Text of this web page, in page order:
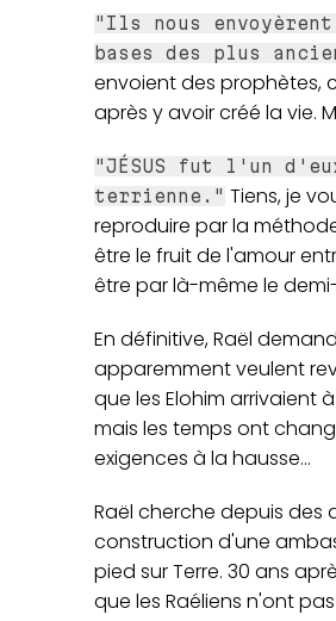
"Ils nous
bases des plus
envoient des prophètes,
après y avoir créé la vie.
"JÉSUS fut l'un
terrienne." Tiens, je
reproduire par la
être le fruit de l'amour
être par là-même le
En définitive, Raël
apparemment veulent
que les Elohim arrivaient
mais les temps ont
exigences à la hausse...
Raël cherche depuis des
construction d'une
pied sur Terre. 30 ans
que les Raéliens n'ont